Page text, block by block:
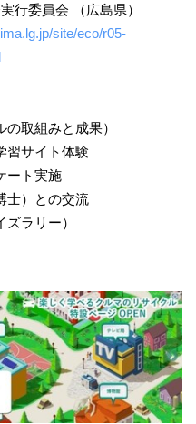
行委員会 （広島県）
site/eco/r05-
取組みと成果）
習サイト体験
ート実施
士）との交流
ラリー）